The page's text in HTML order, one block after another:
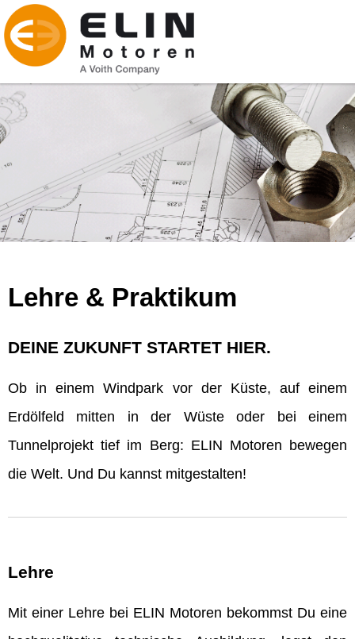
Lehre & Praktikum
DEINE ZUKUNFT STARTET HIER.
Ob in einem Windpark vor der Küste, auf einem
Erdölfeld mitten in der Wüste oder bei einem
Tunnelprojekt tief im Berg: ELIN Motoren bewegen
die Welt. Und Du kannst mitgestalten!
Lehre
Mit einer Lehre bei ELIN Motoren bekommst Du eine